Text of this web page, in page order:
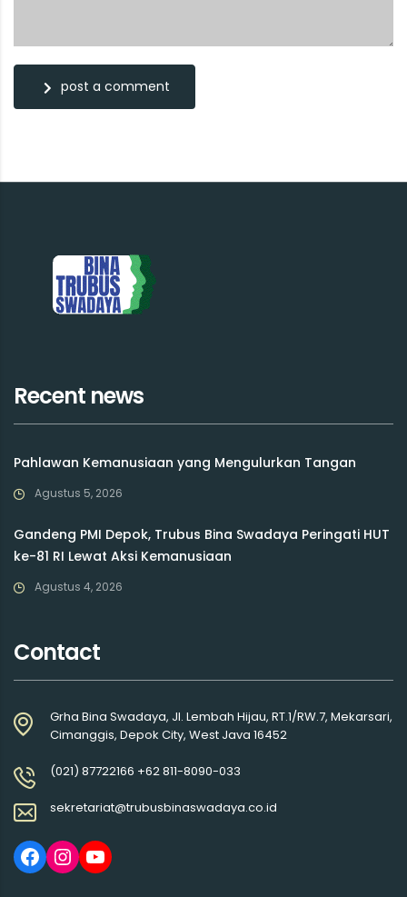
post a comment
Recent news
Pahlawan Kemanusiaan yang Mengulurkan Tangan
Agustus 5, 2026
Gandeng PMI Depok, Trubus Bina Swadaya Peringati HUT
ke-81 RI Lewat Aksi Kemanusiaan
Agustus 4, 2026
Contact
Grha Bina Swadaya, Jl. Lembah Hijau, RT.1/RW.7, Mekarsari,
Cimanggis, Depok City, West Java 16452
(021) 87722166 +62 811-8090-033
sekretariat@trubusbinaswadaya.co.id